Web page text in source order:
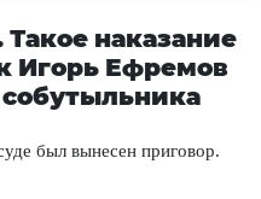
наказание
Игорь Ефремов
собутыльника
был вынесен приговор.